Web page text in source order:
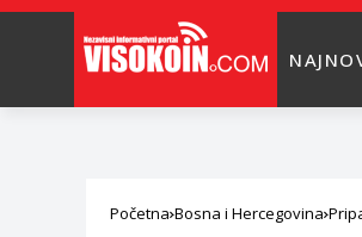
Početna Bosna i Hercegovina